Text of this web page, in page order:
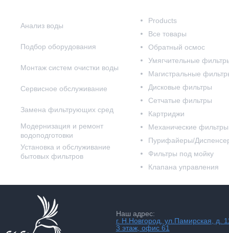
Анализ воды
Подбор оборудования
Монтаж систем очистки воды
Сервисное обслуживание
Замена фильтрующих сред
Модернизация и ремонт
водоподготовки
Установка и обслуживание
бытовых фильтров
Products
Все товары
Обратный осмос
Умягчительные
Магистральные
Дисковые фильтры
Сетчатые фильтры
Картриджи
Механические фильтры
Пурифайеры/
Фильтры под мойку
Клапана управления
Наш адрес:
г. Н.Новгород, ул.Памирская, д.
3 этаж, офис 61